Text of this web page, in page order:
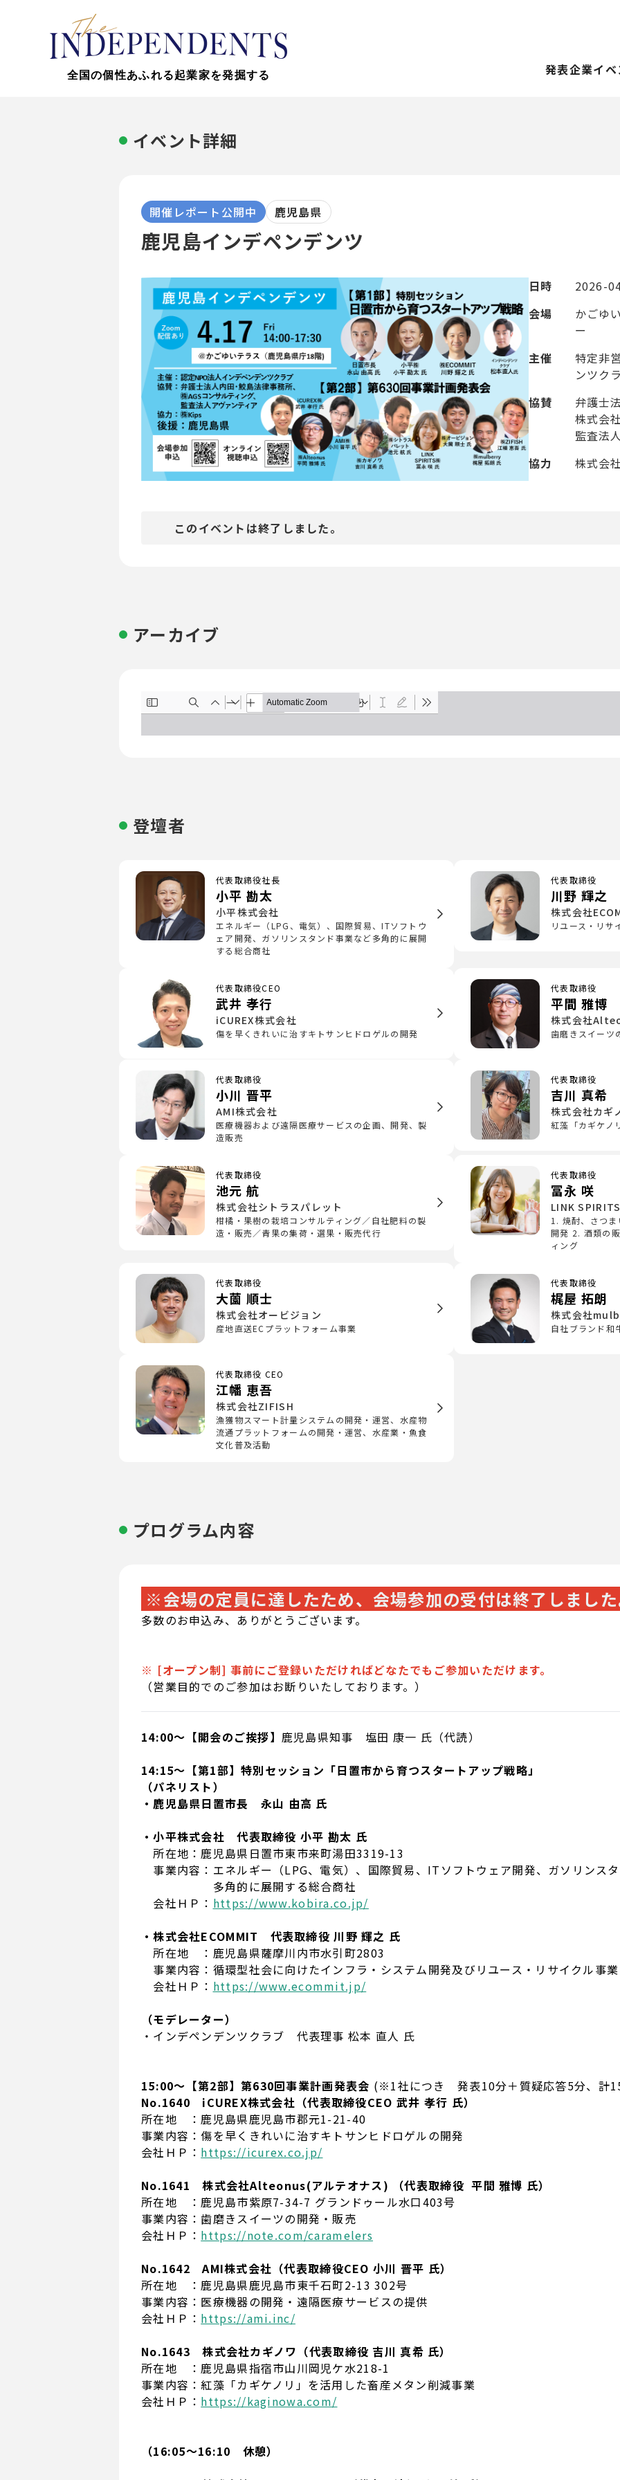
全国の個性あふれる起業家を発掘する 発表企業イ
イベント詳細
開催レポート公開中 鹿児島県
鹿児島インデペンデンツ
日時
2026-
会場
かごゆ
ー
主催
特定非
ンツク
協賛
弁護士
株式会
監査法
協力
株式会
このイベントは終了しました。
アーカイブ
登壇者
代表取締役社長
小平 勘太
小平株式会社
エネルギー（LPG、電気）、国際貿易、ITソフトウ
ェア開発、ガソリンスタンド事業など多角的に展開
する総合商社
代表取締役
川野 輝之
株式会社
リユース・リサ
代表取締役CEO
武井 孝行
iCUREX株式会社
傷を早くきれいに治すキトサンヒドロゲルの開発
代表取締役
平間 雅博
株式会社
歯磨きスイーツ
代表取締役
小川 晋平
AMI株式会社
医療機器および遠隔医療サービスの企画、開発、製
造販売
代表取締役
吉川 真希
株式会社カギ
紅藻「カギケノ
代表取締役
池元 航
株式会社シトラスパレット
柑橘・果樹の栽培コンサルティング／自社肥料の製
造・販売／青果の集荷・選果・販売代行
代表取締役
冨永 咲
LINK
1. 焼酎、さつ
開発 2. 酒類の
ィング
代表取締役
大薗 順士
株式会社オービジョン
産地直送ECプラットフォーム事業
代表取締役
梶屋 拓朗
株式会社
自社ブランド和
代表取締役 CEO
江幡 恵吾
株式会社ZIFISH
漁獲物スマート計量システムの開発・運営、水産物
流通プラットフォームの開発・運営、水産業・魚食
文化普及活動
プログラム内容
※会場の定員に達したため、会場参加の受付は終了しまし
多数のお申込み、ありがとうございます。
※ [オープン制] 事前にご登録いただければどなたでもご参加いただけます。
（営業目的でのご参加はお断りいたしております。）
14:00～【開会のご挨拶】 鹿児島県知事 塩田 康一 氏（代読）
14:15～【第1部】特別セッション「日置市から育つスタートアップ戦略」
（パネリスト）
・鹿児島県日置市長 永山 由高 氏
・小平株式会社 代表取締役 小平 勘太 氏
所在地：鹿児島県日置市東市来町湯田3319-13
事業内容：エネルギー（LPG、電気）、国際貿易、ITソフトウェア開発、ガソリンス
多角的に展開する総合商社
会社ＨＰ： https://www.kobira.co.jp/
・株式会社ECOMMIT 代表取締役 川野 輝之 氏
所在地 ：鹿児島県薩摩川内市水引町2803
事業内容：循環型社会に向けたインフラ・システム開発及びリユース・リサイクル事業
会社ＨＰ： https://www.ecommit.jp/
（モデレーター）
・インデペンデンツクラブ 代表理事 松本 直人 氏
15:00～【第2部】第630回事業計画発表会 (※1社につき 発表10分＋質疑応答5分、計
No.1640 iCUREX株式会社（代表取締役CEO 武井 孝行 氏）
所在地 ：鹿児島県鹿児島市郡元1-21-40
事業内容：傷を早くきれいに治すキトサンヒドロゲルの開発
会社ＨＰ： https://icurex.co.jp/
No.1641 株式会社Alteonus(アルテオナス) （代表取締役 平間 雅博 氏）
所在地 ：鹿児島市紫原7-34-7 グランドゥール水口403号
事業内容：歯磨きスイーツの開発・販売
会社ＨＰ： https://note.com/caramelers
No.1642 AMI株式会社（代表取締役CEO 小川 晋平 氏）
所在地 ：鹿児島県鹿児島市東千石町2-13 302号
事業内容：医療機器の開発・遠隔医療サービスの提供
会社ＨＰ： https://ami.inc/
No.1643 株式会社カギノワ（代表取締役 吉川 真希 氏）
所在地 ：鹿児島県指宿市山川岡児ケ水218-1
事業内容：紅藻「カギケノリ」を活用した畜産メタン削減事業
会社ＨＰ： https://kaginowa.com/
（16:05～16:10 休憩）